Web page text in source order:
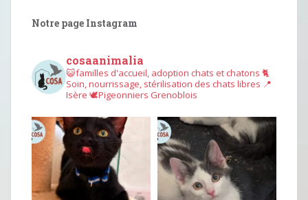
Notre page Instagram
cosaanimalia
😺familles d'accueil, adoption chats et chatons 🐈
Soin, nourrissage, stérilisation des chats libres 📍
Isère 🕊︎Pigeonniers Grenoblois